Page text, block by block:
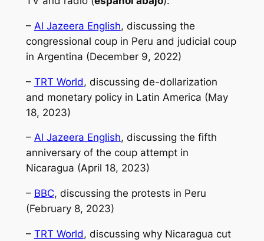
– Al Jazeera English, discussing the
congressional coup in Peru and judicial coup
in Argentina (December 9, 2022)
– TRT World, discussing de-dollarization
and monetary policy in Latin America (May
18, 2023)
– Al Jazeera English, discussing the fifth
anniversary of the coup attempt in
Nicaragua (April 18, 2023)
– BBC, discussing the protests in Peru
(February 8, 2023)
– TRT World, discussing why Nicaragua cut